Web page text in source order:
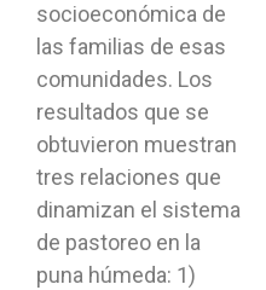
socioeconómica de
las familias de esas
comunidades. Los
resultados que se
obtuvieron muestran
tres relaciones que
dinamizan el sistema
de pastoreo en la
puna húmeda: 1)